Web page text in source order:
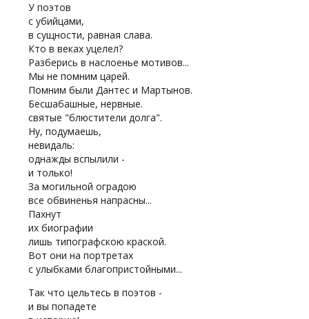
У поэтов
с убийцами,
в сущности, равная слава.
Кто в веках уцелел?
Разберись в наслоенье мотивов...
Мы не помним царей.
Помним были Дантес и Мартынов.
Бесшабашные, нервные.
святые "блюстители долга".
Ну, подумаешь,
невидаль:
однажды вспылили -
и только!
За могильной оградою
все обвиненья напрасны...
Пахнут
их биографии
лишь типографскою краской.
Вот они на портретах
с улыбками благопристойными...
Так что цельтесь в поэтов -
и вы попадете